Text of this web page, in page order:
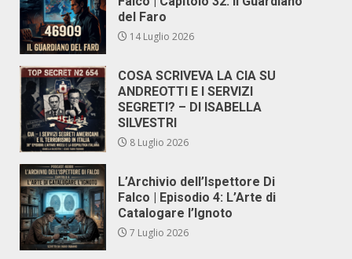
del Faro
14 Luglio 2026
COSA SCRIVEVA LA CIA SU
ANDREOTTI E I SERVIZI
SEGRETI? – DI ISABELLA
SILVESTRI
8 Luglio 2026
L’Archivio dell’Ispettore Di
Falco | Episodio 4: L’Arte di
Catalogare l’Ignoto
7 Luglio 2026